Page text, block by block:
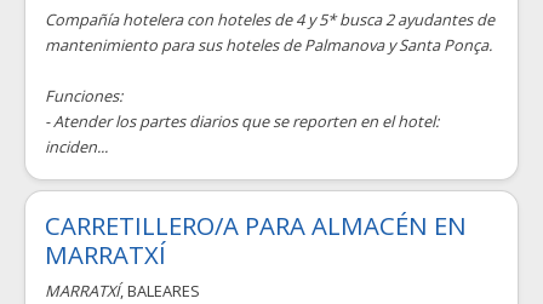
Compañía hotelera con hoteles de 4 y 5* busca 2 ayudantes de
mantenimiento para sus hoteles de Palmanova y Santa Ponça.
Funciones:
- Atender los partes diarios que se reporten en el hotel:
inciden...
CARRETILLERO/A PARA ALMACÉN EN
MARRATXÍ
MARRATXÍ, BALEARES